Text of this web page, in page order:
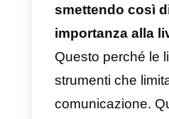
piattaforma
gestione
team di
funziona